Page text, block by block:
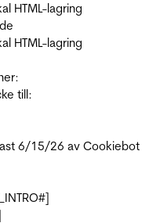
HTML-lagring
HTML-lagring
till:
6/15/26 av Cookiebot